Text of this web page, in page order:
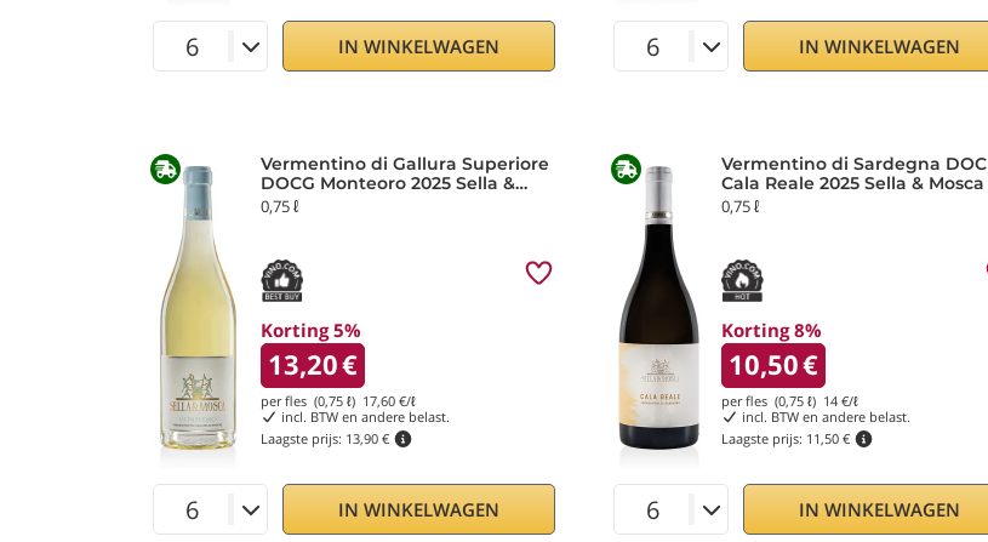
IN WINKELWAGEN IN WINKELWAGEN
Vermentino di Gallura Superiore
DOCG Monteoro 2025 Sella &
Mosca
0,75 ℓ
Korting 5%
13,20€
per fles (0,75 ℓ) 17,60 €/ℓ
incl. BTW en andere belast.
Laagste prijs: 13,90 €
IN WINKELWAGEN
Vermentino di Sardegna DOC
Cala Reale 2025 Sella & Mosca
0,75 ℓ
Korting 8%
10,50€
per fles (0,75 ℓ) 14 €/ℓ
incl. BTW en andere belast.
Laagste prijs: 11,50 €
IN WINKELWAGEN